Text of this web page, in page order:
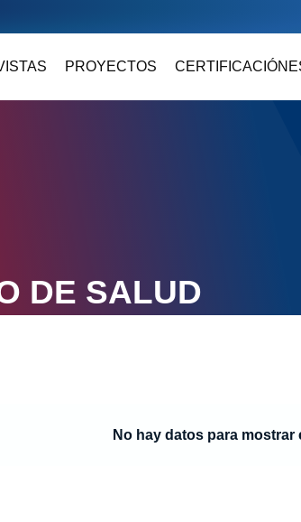
PROYECTOS
DE SALUD
No hay datos para mostrar